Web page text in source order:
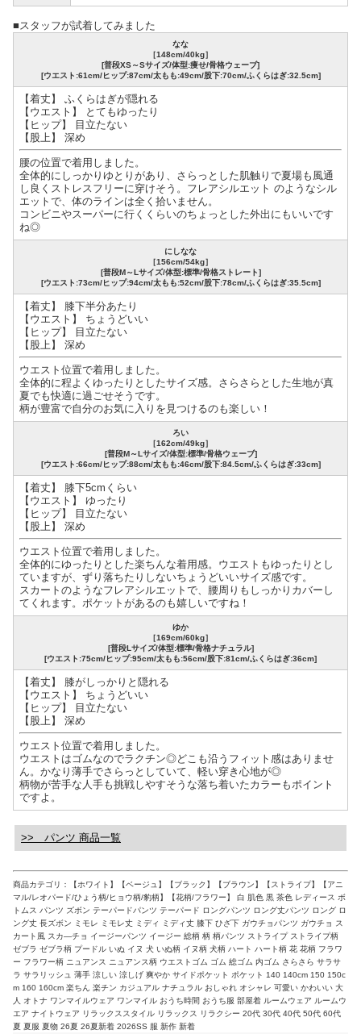
■スタッフが試着してみました
なな
［148cm/40kg］
[普段XS～Sサイズ/体型:痩せ/骨格ウェーブ]
[ウエスト:61cm/ヒップ:87cm/太もも:49cm/股下:70cm/ふくらはぎ:32.5cm]
【着丈】 ふくらはぎが隠れる
【ウエスト】 とてもゆったり
【ヒップ】 目立たない
【股上】 深め
腰の位置で着用しました。
全体的にしっかりゆとりがあり、さらっとした肌触りで夏場も風通
し良くストレスフリーに穿けそう。フレアシルエット のようなシル
エットで、体のラインは全く拾いません。
コンビニやスーパーに行くくらいのちょっとした外出にもいいです
ね◎
にしなな
［156cm/54kg］
[普段M～Lサイズ/体型:標準/骨格ストレート]
[ウエスト:73cm/ヒップ:94cm/太もも:52cm/股下:78cm/ふくらはぎ:35.5cm]
【着丈】 膝下半分あたり
【ウエスト】 ちょうどいい
【ヒップ】 目立たない
【股上】 深め
ウエスト位置で着用しました。
全体的に程よくゆったりとしたサイズ感。さらさらとした生地が真
夏でも快適に過ごせそうです。
柄が豊富で自分のお気に入りを見つけるのも楽しい！
ろい
［162cm/49kg］
[普段M～Lサイズ/体型:標準/骨格ウェーブ]
[ウエスト:66cm/ヒップ:88cm/太もも:46cm/股下:84.5cm/ふくらはぎ:33cm]
【着丈】 膝下5cmくらい
【ウエスト】 ゆったり
【ヒップ】 目立たない
【股上】 深め
ウエスト位置で着用しました。
全体的にゆったりとした楽ちんな着用感。ウエストもゆったりとし
ていますが、ずり落ちたりしないちょうどいいサイズ感です。
スカートのようなフレアシルエットで、腰周りもしっかりカバーし
てくれます。ポケットがあるのも嬉しいですね！
ゆか
［169cm/60kg］
[普段Lサイズ/体型:標準/骨格ナチュラル]
[ウエスト:75cm/ヒップ:95cm/太もも:56cm/股下:81cm/ふくらはぎ:36cm]
【着丈】 膝がしっかりと隠れる
【ウエスト】 ちょうどいい
【ヒップ】 目立たない
【股上】 深め
ウエスト位置で着用しました。
ウエストはゴムなのでラクチン◎どこも沿うフィット感はありませ
ん。かなり薄手でさらっとしていて、軽い穿き心地が◎
柄物が苦手な人手も挑戦しやすそうな落ち着いたカラーもポイント
ですよ。
>> パンツ 商品一覧
商品カテゴリ：【ホワイト】【ベージュ】【ブラック】【ブラウン】【ストライプ】【アニ
マル/レオパード/ひょう柄/ヒョウ柄/豹柄】【花柄/フラワー】 白 肌色 黒 茶色 レディース ボ
トムス パンツ ズボン テーパードパンツ テーパード ロングパンツ ロング丈パンツ ロング ロ
ング丈 長ズボン ミモレ ミモレ丈 ミディ ミディ丈 膝下 ひざ下 ガウチョパンツ ガウチョ ス
カート風 スカ―チョ イージーパンツ イージー 総柄 柄 柄パンツ ストライプ ストライプ柄
ゼブラ ゼブラ柄 プードル いぬ イヌ 犬 いぬ柄 イヌ柄 犬柄 ハート ハート柄 花 花柄 フラワ
ー フラワー柄 ニュアンス ニュアンス柄 ウエストゴム ゴム 総ゴム 内ゴム さらさら サラサ
ラ サラリッシュ 薄手 涼しい 涼しげ 爽やか サイドポケット ポケット 140 140cm 150 150c
m 160 160cm 楽ちん 楽チン カジュアル ナチュラル おしゃれ オシャレ 可愛い かわいい 大
人 オトナ ワンマイルウェア ワンマイル おうち時間 おうち服 部屋着 ルームウェア ルームウ
エア ナイトウェア リラックススタイル リラックス リラクシー 20代 30代 40代 50代 60代
夏 夏服 夏物 26夏 26夏新着 2026SS 服 新作 新着